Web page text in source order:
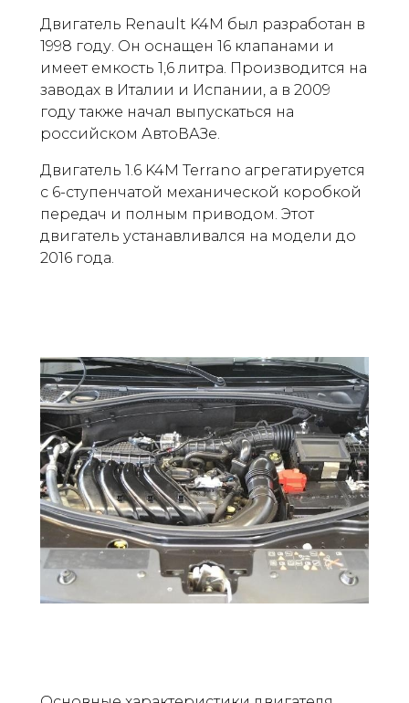
Двигатель Renault K4M был разработан в
1998 году. Он оснащен 16 клапанами и
имеет емкость 1,6 литра. Производится на
заводах в Италии и Испании, а в 2009
году также начал выпускаться на
российском АвтоВАЗе.
Двигатель 1.6 K4M Terrano агрегатируется
с 6-ступенчатой механической коробкой
передач и полным приводом. Этот
двигатель устанавливался на модели до
2016 года.